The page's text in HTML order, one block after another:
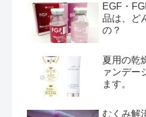
EGF・
品は、ど
の？
夏用の乾
ァンデー
ます。
むくみ解